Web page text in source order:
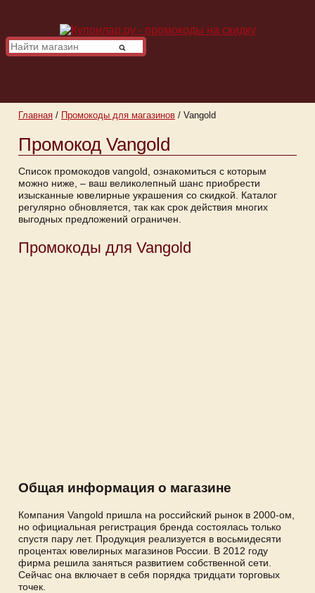
Главная / Промокоды для магазинов / Vangold
Промокод Vangold
Список промокодов vangold, ознакомиться с которым
можно ниже, – ваш великолепный шанс приобрести
изысканные ювелирные украшения со скидкой. Каталог
регулярно обновляется, так как срок действия многих
выгодных предложений ограничен.
Промокоды для Vangold
Общая информация о магазине
Компания Vangold пришла на российский рынок в 2000-ом,
но официальная регистрация бренда состоялась только
спустя пару лет. Продукция реализуется в восьмидесяти
процентах ювелирных магазинов России. В 2012 году
фирма решила заняться развитием собственной сети.
Сейчас она включает в себя порядка тридцати торговых
точек.